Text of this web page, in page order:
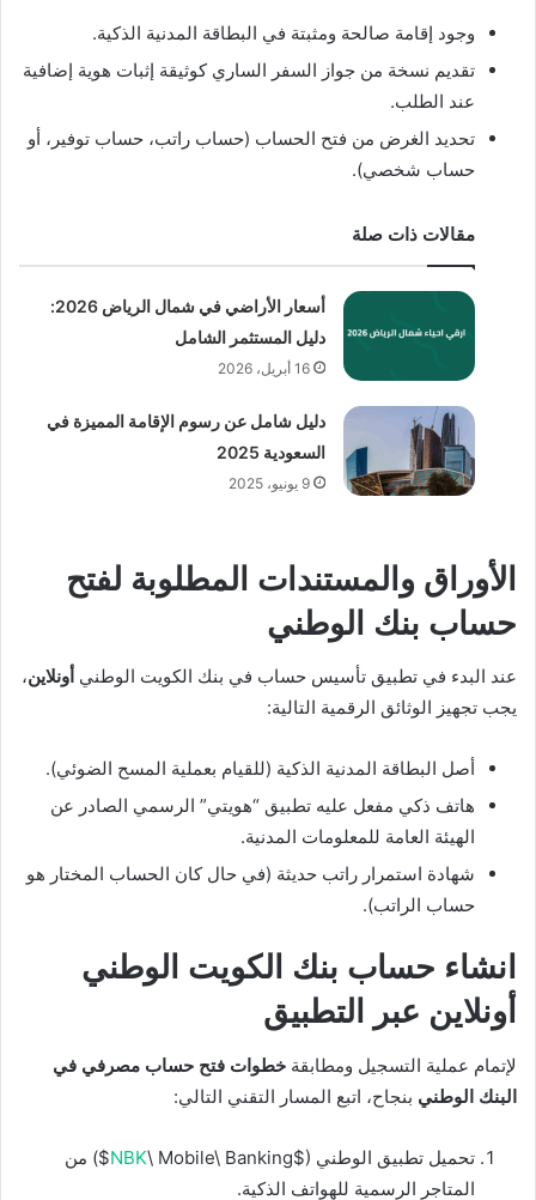
وجود إقامة صالحة ومثبتة في البطاقة المدنية الذكية.
تقديم نسخة من جواز السفر الساري كوثيقة إثبات هوية إضافية
عند الطلب.
تحديد الغرض من فتح الحساب (حساب راتب، حساب توفير، أو
حساب شخصي).
مقالات ذات صلة
أسعار الأراضي في شمال الرياض 2026:
دليل المستثمر الشامل
16 أبريل، 2026
دليل شامل عن رسوم الإقامة المميزة في
السعودية 2025
9 يونيو، 2025
الأوراق والمستندات المطلوبة لفتح
حساب بنك الوطني
عند البدء في تطبيق تأسيس حساب في بنك الكويت الوطني أونلاين،
يجب تجهيز الوثائق الرقمية التالية:
أصل البطاقة المدنية الذكية (للقيام بعملية المسح الضوئي).
هاتف ذكي مفعل عليه تطبيق “هويتي” الرسمي الصادر عن
الهيئة العامة للمعلومات المدنية.
شهادة استمرار راتب حديثة (في حال كان الحساب المختار هو
حساب الراتب).
انشاء حساب بنك الكويت الوطني
أونلاين عبر التطبيق
لإتمام عملية التسجيل ومطابقة خطوات فتح حساب مصرفي في
البنك الوطني بنجاح، اتبع المسار التقني التالي:
تحميل تطبيق الوطني ($
NBK\ Mobile\ Banking$
) من
المتاجر الرسمية للهواتف الذكية.